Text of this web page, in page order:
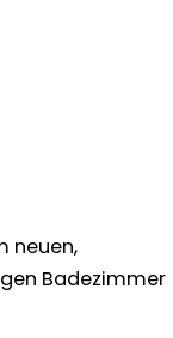
neuen,
Badezimmer